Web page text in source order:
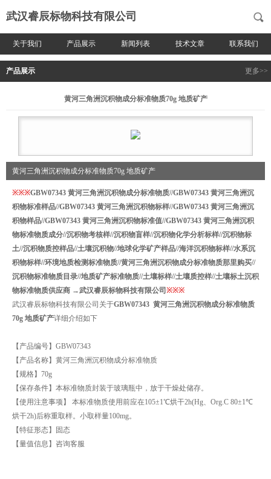
武汉睿辰标物科技有限公司
关于我们 产品展示 新闻列表 技术文章 联系我们
产品展示 更多>>
黄河三角洲沉积物成分标准物质70g 地质矿产
黄河三角洲沉积物成分标准物质70g 地质矿产
※※※GBW07343 黄河三角洲沉积物成分标准物质//GBW07343 黄河三角洲沉
积物标准样品//GBW07343 黄河三角洲沉积物标样//GBW07343 黄河三角洲沉
积物样品//GBW07343 黄河三角洲沉积物标准值//GBW07343 黄河三角洲沉积
物标准物质成分//沉积物考核样//沉积物盲样//沉积物化学分析标样//沉积物标
土//沉积物质控样品//土壤沉积物//地球化学矿产样品//海洋沉积物标样//水系沉
积物标样//环境地质检测标准物质//黄河三角洲沉积物成分标准物质那里购买//
沉积物标准物质目录//地质矿产标准物质//土壤标样//土壤质控样//土壤标土沉积
物标准物质供应商 →武汉睿辰标物科技有限公司 ※※※
武汉睿辰标物科技有限公司关于GBW07343 黄河三角洲沉积物成分标准物质
70g 地质矿产详细介绍如下
【产品编号】 GBW07343
【产品名称】 黄河三角洲沉积物成分标准物质
【规格】 70g
【保存条件】 本标准物质封装于玻璃瓶中，放于干燥处储存。
【使用注意事项】 本标准物质使用前应在105±1℃烘干2h(Hg、Org.C 80±1℃
烘干2h)后称重取样。小取样量100mg。
【特征形态】 固态
【量值信息】咨询客服